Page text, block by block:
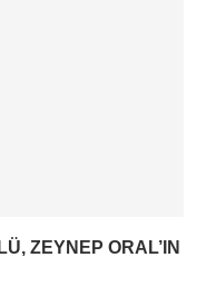
ZEYNEP ORAL’IN